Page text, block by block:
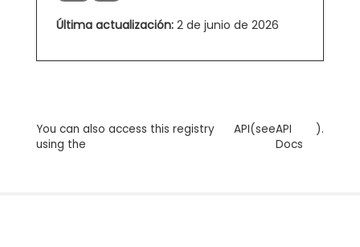
Última actualización: 2 de junio de 2026
You can also access this registry
using the
API(seeAPI
Docs
).